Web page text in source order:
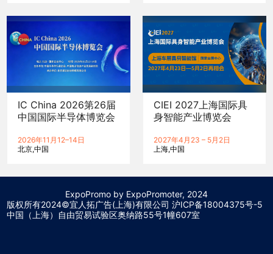
IC China 2026第26届
中国国际半导体博览会
2026年11月12–14日
北京 中国
CIEI 2027上海国际具
身智能产业博览会
2027年4月23 – 5月2日
上海 中国
ExpoPromo by ExpoPromoter, 2024
版权所有2024©宜人拓广告(上海)有限公司 沪ICP备18004375号-5
中国（上海）自由贸易试验区奥纳路55号1幢607室